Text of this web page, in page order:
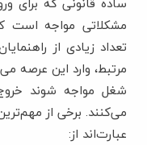
مشکلاتی مواجه است
تعداد زیادی از
مرتبط، وارد این عرصه
شغل مواجه شوند
می‌کنند. برخی از
عبارت‌اند از: